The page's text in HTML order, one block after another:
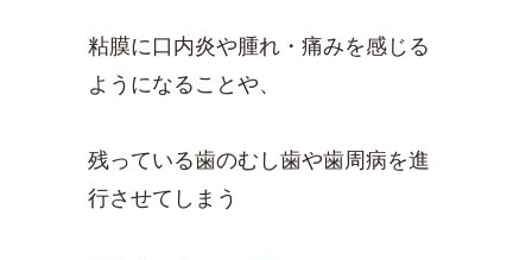
粘膜に口内炎や腫れ・痛みを感じる
ようになることや、
残っている歯のむし歯や歯周病を進
行させてしまう